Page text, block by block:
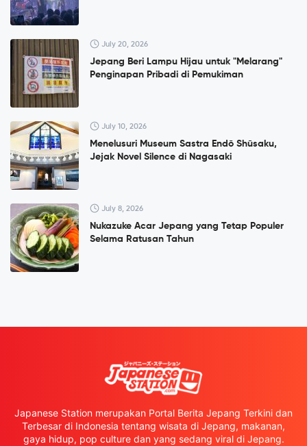
July 20, 2026
Jepang Beri Lampu Hijau untuk "Melarang"
Penginapan Pribadi di Pemukiman
July 10, 2026
Menelusuri Museum Sastra Endō Shūsaku,
Jejak Novel Silence di Nagasaki
July 8, 2026
Nukazuke Acar Jepang yang Tetap Populer
Selama Ratusan Tahun
Japanese Station merupakan Portal Berita Jepang Terkini dan
Terbesar di Indonesia tentang wisata di Jepang, makanan,
gaya hidup, pop culture dan yang sedang viral di Jepang.